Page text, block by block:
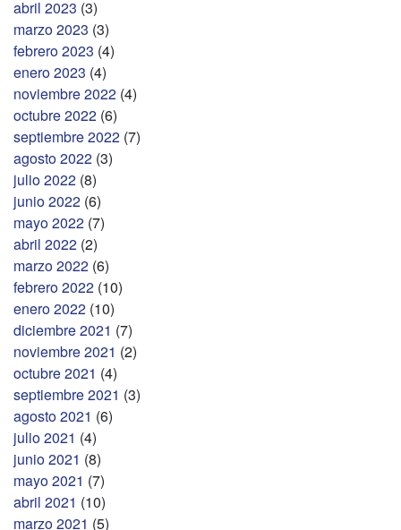
abril 2023 (3)
marzo 2023 (3)
febrero 2023 (4)
enero 2023 (4)
noviembre 2022 (4)
octubre 2022 (6)
septiembre 2022 (7)
agosto 2022 (3)
julio 2022 (8)
junio 2022 (6)
mayo 2022 (7)
abril 2022 (2)
marzo 2022 (6)
febrero 2022 (10)
enero 2022 (10)
diciembre 2021 (7)
noviembre 2021 (2)
octubre 2021 (4)
septiembre 2021 (3)
agosto 2021 (6)
julio 2021 (4)
junio 2021 (8)
mayo 2021 (7)
abril 2021 (10)
marzo 2021 (5)